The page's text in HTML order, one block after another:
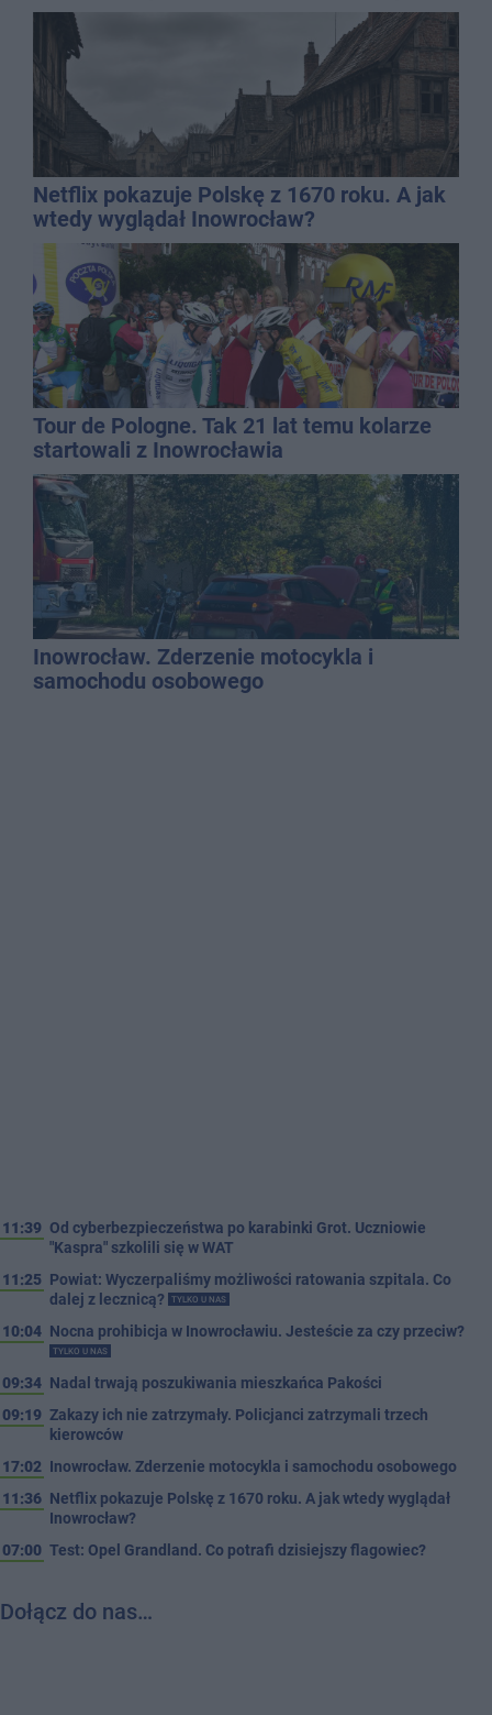
Netflix pokazuje Polskę z 1670 roku. A jak
wtedy wyglądał Inowrocław?
Tour de Pologne. Tak 21 lat temu kolarze
startowali z Inowrocławia
Inowrocław. Zderzenie motocykla i
samochodu osobowego
11:39 Od cyberbezpieczeństwa po karabinki Grot. Uczniowie
"Kaspra" szkolili się w WAT
11:25 Powiat: Wyczerpaliśmy możliwości ratowania szpitala. Co
dalej z lecznicą?
TYLKO U NAS
10:04 Nocna prohibicja w Inowrocławiu. Jesteście za czy przeciw?
TYLKO U NAS
09:34 Nadal trwają poszukiwania mieszkańca Pakości
09:19 Zakazy ich nie zatrzymały. Policjanci zatrzymali trzech
kierowców
17:02 Inowrocław. Zderzenie motocykla i samochodu osobowego
11:36 Netflix pokazuje Polskę z 1670 roku. A jak wtedy wyglądał
Inowrocław?
07:00 Test: Opel Grandland. Co potrafi dzisiejszy flagowiec?
Dołącz do nas…